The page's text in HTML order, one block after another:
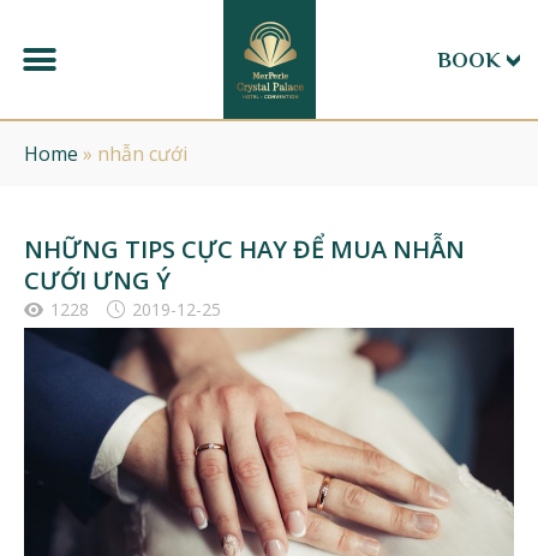
BOOK
Home » nhẫn cưới
NHỮNG TIPS CỰC HAY ĐỂ MUA NHẪN
CƯỚI ƯNG Ý
1228 2019-12-25